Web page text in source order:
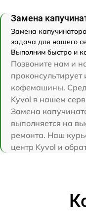
Замена
Замена
задача для нашего
Выполним быстро и
Позвоните нам и
проконсультирует
кофемашины.
Kyvol в нашем
Замена
выполняется на
ремонта. Наш
центр Kyvol и